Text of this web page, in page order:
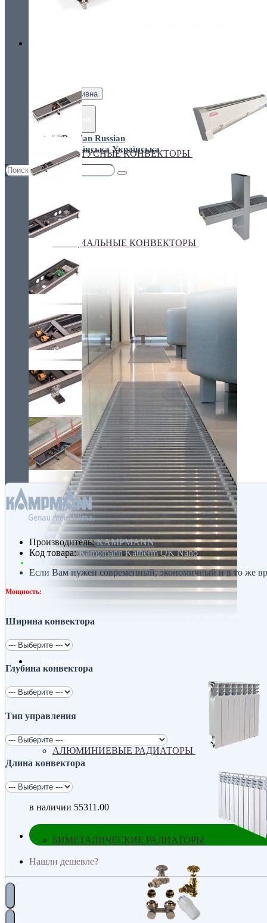
грн. Гривна
Russian
Українська
ПЛИНТУСНЫЕ КОНВЕКТОРЫ
СПЕЦИАЛЬНЫЕ КОНВЕКТОРЫ
АЛЮМИНИЕВЫЕ РАДИАТОРЫ
БИМЕТАЛИЧЕСКИЕ РАДИАТОРЫ
Производитель:KAMPMANN
Код товара:Kampmann Katherm QK Nano
Если Вам нужен современный, экономичный и в то же
Мощность:
Ширина конвектора
Глубина конвектора
Тип управления
Длина конвектора
в наличии 55311.00
Нашли дешевле?